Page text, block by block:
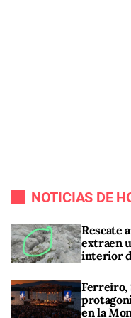
NOTICIAS DE
Rescate
extraen
interior
Ferreiro,
en la